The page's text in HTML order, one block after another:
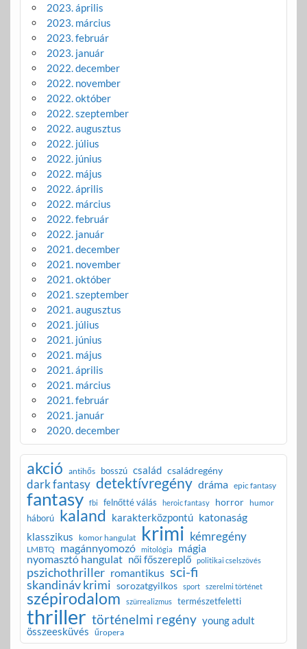
2023. április
2023. március
2023. február
2023. január
2022. december
2022. november
2022. október
2022. szeptember
2022. augusztus
2022. július
2022. június
2022. május
2022. április
2022. március
2022. február
2022. január
2021. december
2021. november
2021. október
2021. szeptember
2021. augusztus
2021. július
2021. június
2021. május
2021. április
2021. március
2021. február
2021. január
2020. december
akció antihős bosszú család családregény
dark fantasy detektívregény dráma epic fantasy
fantasy fbi felnőtté válás heroic fantasy horror humor
háború kaland karakterközpontú katonaság
klasszikus komor hangulat krimi kémregény
LMBTQ magánnyomozó mitológia mágia
nyomasztó hangulat női főszereplő politikai cselszövés
pszichothriller romantikus sci-fi
skandináv krimi sorozatgyilkos sport szerelmi történet
szépirodalom szürrealizmus természetfeletti
thriller történelmi regény young adult
összeesküvés űropera